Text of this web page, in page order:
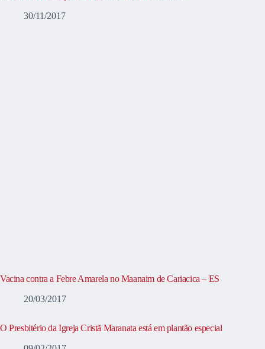
30/11/2017
Vacina contra a Febre Amarela no Maanaim de Cariacica – ES
20/03/2017
O Presbitério da Igreja Cristã Maranata está em plantão especial